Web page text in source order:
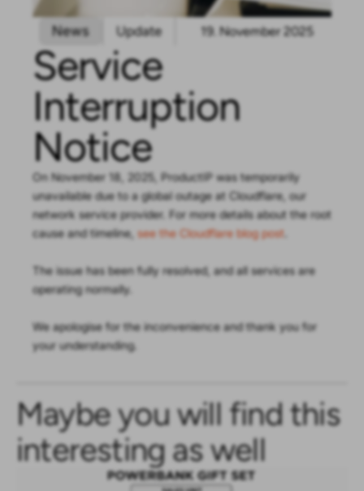
News Update 19. November 2025
Service
Interruption
Notice
On November 18, 2025, ProductIP was temporarily
unavailable due to a global outage at Cloudflare, our
network service provider. For more details about the root
cause and timeline, see the Cloudflare blog post
The issue has been fully resolved, and all services are
operating normally.
We apologise for the inconvenience and thank you for
your understanding.
Maybe you will find this
interesting as well